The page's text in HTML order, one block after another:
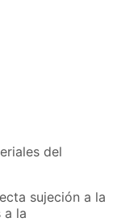
del
sujeción a la
a la